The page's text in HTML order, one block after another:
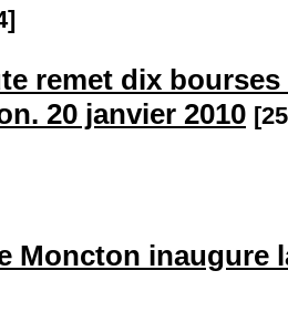
remet dix
20 janvier 2010
Moncton inaugure